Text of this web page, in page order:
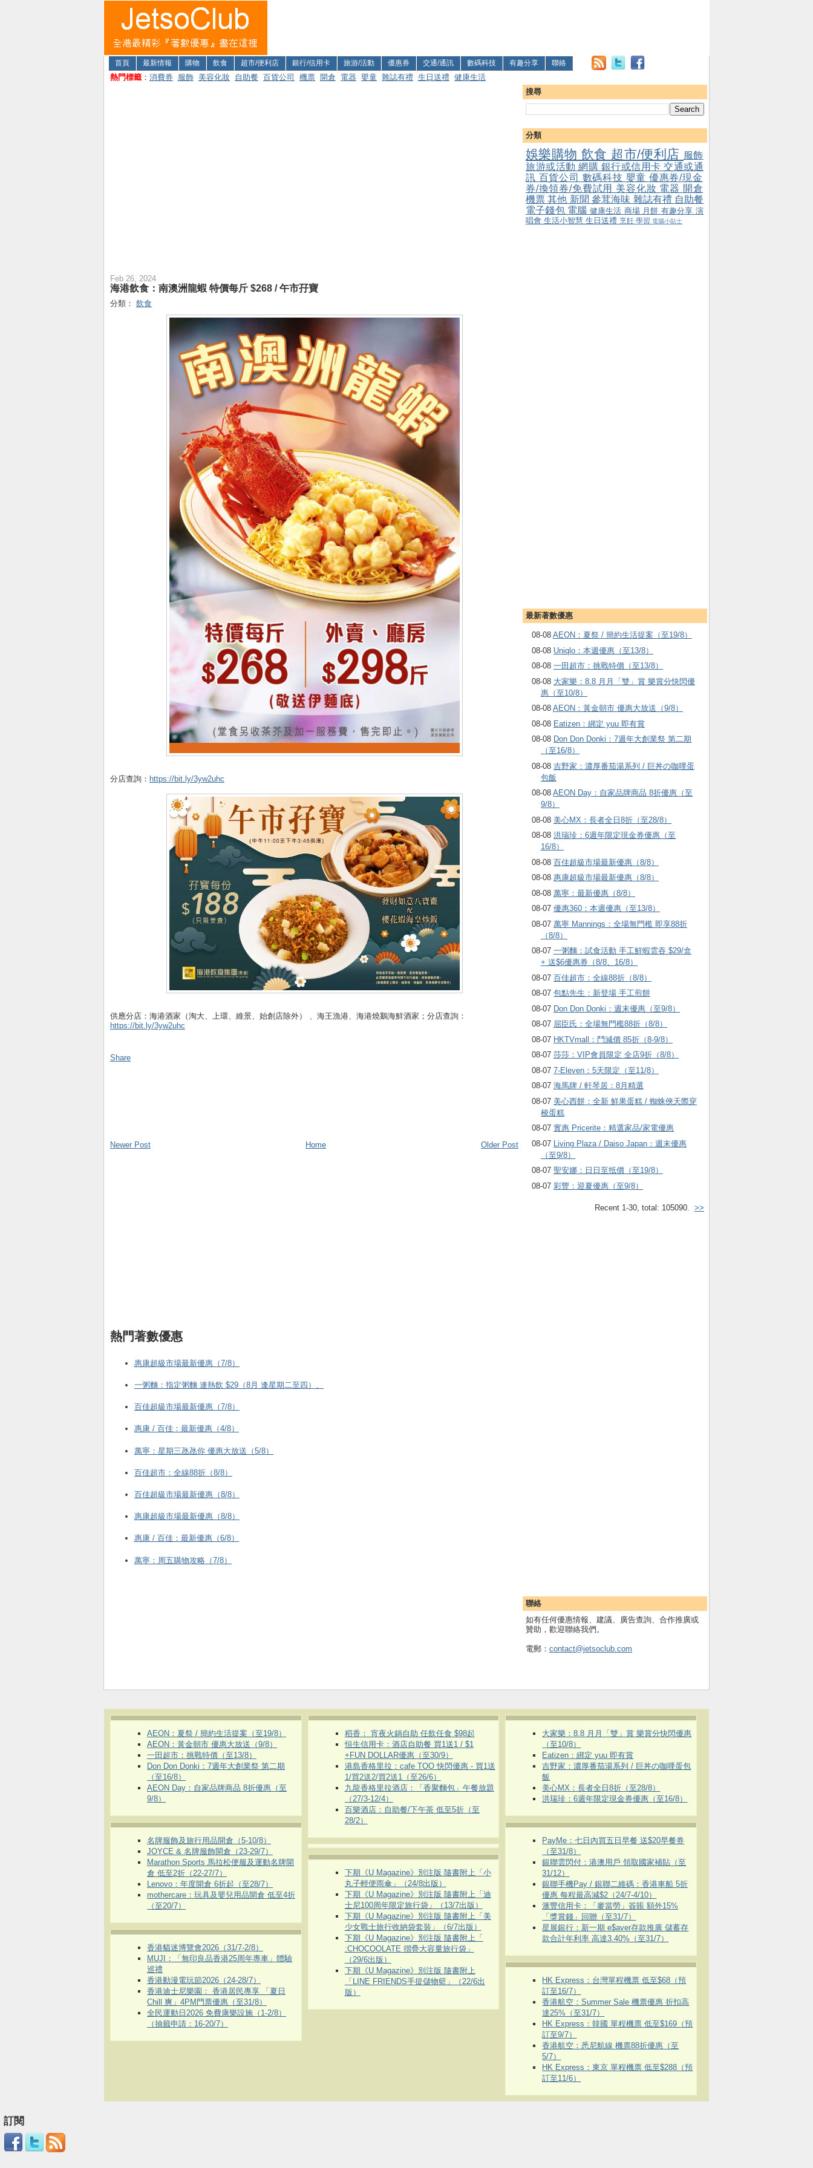
首頁 最新情報 購物 飲食 超市/便利店 銀行/信用卡 旅游/活動 優惠券 交通/通訊 數碼科技 有趣分享 聯絡
熱門標籤 ： 消費券 服飾 美容化妝 自助餐 百貨公司 機票 開倉 電器 嬰童 雜誌有禮 生日送禮 健康生活
搜尋
分類
娛樂購物 飲食 超市/便利店 服飾
旅游或活動 網購 銀行或信用卡 交通或通
訊 百貨公司 數碼科技 嬰童 優惠券/現金
券/換領券/免費試用 美容化妝 電器 開倉
機票其他 新聞參茸海味 雜誌有禮 自助餐
電子錢包 電腦 健康生活 商場 月餅 有趣分享 演
唱會 生活小智慧 生日送禮 烹飪 學習 電腦小貼士
最新著數優惠
08-08 AEON：夏祭 / 簡約生活提案（至19/8）
08-08 Uniqlo：本週優惠（至13/8）
08-08 一田超市：挑戰特價（至13/8）
08-08 大家樂：8.8 月月「雙」賞 樂賞分快閃優
惠（至10/8）
08-08 AEON：黃金朝市 優惠大放送（9/8）
08-08 Eatizen：綁定 yuu 即有賞
08-08 Don Don Donki：7週年大創業祭 第二期
（至16/8）
08-08 吉野家：濃厚番茄湯系列 / 巨丼の咖哩蛋
包飯
08-08 AEON Day：自家品牌商品 8折優惠（至
9/8）
08-08 美心MX：長者全日8折（至28/8）
08-08 洪瑞珍：6週年限定現金券優惠（至
16/8）
08-08 百佳超級市場最新優惠（8/8）
08-08 惠康超級市場最新優惠（8/8）
08-08 萬寧：最新優惠（8/8）
08-07 優惠360：本週優惠（至13/8）
08-07 萬寧 Mannings：全場無門檻 即享88折
（8/8）
08-07 一粥麵：試食活動 手工鮮蝦雲吞 $29/盒
+ 送$6優惠券（8/8、16/8）
08-07 百佳超市：全線88折（8/8）
08-07 包點先生：新登場 手工煎餅
08-07 Don Don Donki：週末優惠（至9/8）
08-07 屈臣氏：全場無門檻88折（8/8）
08-07 HKTVmall ：鬥減價 85折（8-9/8）
08-07 莎莎：VIP會員限定 全店9折（8/8）
08-07 7-Eleven：5天限定（至11/8）
08-07 海馬牌 / 軒琴居：8月精選
08-07 美心西餅：全新 鮮果蛋糕 / 蜘蛛俠天際穿
梭蛋糕
08-07 實惠 Pricerite：精選家品/家電優惠
08-07
Living Plaza / Daiso Japan：週末優惠
（至9/8）
08-07 聖安娜：日日至抵價（至19/8）
08-07 彩豐：迎夏優惠（至9/8）
Recent 1-30, total: 105090. >>
聯絡
如有任何優惠情報、建議、廣告查詢、合作推廣或
贊助，歡迎聯絡我們。
電郵： contact@jetsoclub.com
Feb 26, 2024
海港飲食：南澳洲龍蝦 特價每斤 $268 / 午市孖寶
分類： 飲食
分店查詢： https://bit.ly/3yw2uhc
供應分店：海港酒家（淘大、上環、維景、始創店除外） 、海王漁港、海港燒鵝海鮮酒家；分店查詢：
https://bit.ly/3yw2uhc
Share
Newer Post Older Post
Home
熱門著數優惠
惠康超級市場最新優惠（7/8）
一粥麵：指定粥麵 連熱飲 $29（8月 逢星期二至四）、
百佳超級市場最新優惠（7/8）
惠康 / 百佳：最新優惠（4/8）
萬寧：星期三氹氹你 優惠大放送（5/8）
百佳超市：全線88折（8/8）
百佳超級市場最新優惠（8/8）
惠康超級市場最新優惠（8/8）
惠康 / 百佳：最新優惠（6/8）
萬寧：周五購物攻略（7/8）
AEON：夏祭 / 簡約生活提案（至19/8）
AEON：黃金朝市 優惠大放送（9/8）
一田超市：挑戰特價（至13/8）
Don Don Donki：7週年大創業祭 第二期
（至16/8）
AEON Day：自家品牌商品 8折優惠（至
9/8）
名牌服飾及旅行用品開倉（5-10/8）
JOYCE & 名牌服飾開倉（23-29/7）
Marathon Sports 馬拉松便服及運動名牌開
倉 低至2折（22-27/7）
Lenovo：年度開倉 6折起（至28/7）
mothercare：玩具及嬰兒用品開倉 低至4折
（至20/7）
香港貓迷博覽會2026（31/7-2/8）
MUJI：「無印良品香港25周年專車」體驗
巡禮
香港動漫電玩節2026（24-28/7）
香港迪士尼樂園： 香港居民專享 「夏日
Chill 爽」4PM門票優惠（至31/8）
全民運動日2026 免費康樂設施（1-2/8）
（抽籤申請：16-20/7）
稻香： 宵夜火鍋自助 任飲任食 $98起
恒生信用卡：酒店自助餐 買1送1 / $1
+FUN DOLLAR優惠（至30/9）
港島香格里拉：cafe TOO 快閃優惠 - 買1送
1/買2送2/買2送1（至26/6）
九龍香格里拉酒店：「香聚麵包」午餐放題
（27/3-12/4）
百樂酒店：自助餐/下午茶 低至5折（至
28/2）
下期《U Magazine》別注版 隨書附上「小
丸子輕便雨傘」（24/8出版）
下期《U Magazine》別注版 隨書附上「迪
士尼100周年限定旅行袋」（13/7出版）
下期《U Magazine》別注版 隨書附上「美
少女戰士旅行收納袋套裝」（6/7出版）
下期《U Magazine》別注版 隨書附上「
:CHOCOOLATE 摺疊大容量旅行袋」
（29/6出版）
下期《U Magazine》別注版 隨書附上
「LINE FRIENDS手提儲物籃」（22/6出
版）
大家樂：8.8 月月「雙」賞 樂賞分快閃優惠
（至10/8）
Eatizen：綁定 yuu 即有賞
吉野家：濃厚番茄湯系列 / 巨丼の咖哩蛋包
飯
美心MX：長者全日8折（至28/8）
洪瑞珍：6週年限定現金券優惠（至16/8）
PayMe：七日內買五日早餐 送$20早餐券
（至31/8）
銀聯雲閃付：港澳用戶 領取國家補貼（至
31/12）
銀聯手機Pay / 銀聯二維碼：香港車船 5折
優惠 每程最高減$2（24/7-4/10）
滙豐信用卡：「麥當勞」簽賬 額外15%
「獎賞錢」回贈（至31/7）
星展銀行：新一期 e$aver存款推廣 儲蓄存
款合計年利率 高達3.40%（至31/7）
HK Express：台灣單程機票 低至$68（預
訂至16/7）
香港航空：Summer Sale 機票優惠 折扣高
達25%（至31/7）
HK Express：韓國 單程機票 低至$169（預
訂至9/7）
香港航空：悉尼航線 機票88折優惠（至
5/7）
HK Express：東京 單程機票 低至$288（預
訂至11/6）
訂閱